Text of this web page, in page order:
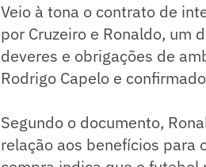
Veio à tona o contrato de
por Cruzeiro e Ronaldo, um
deveres e obrigações de
Rodrigo Capelo e
Segundo o documento,
relação aos benefícios para